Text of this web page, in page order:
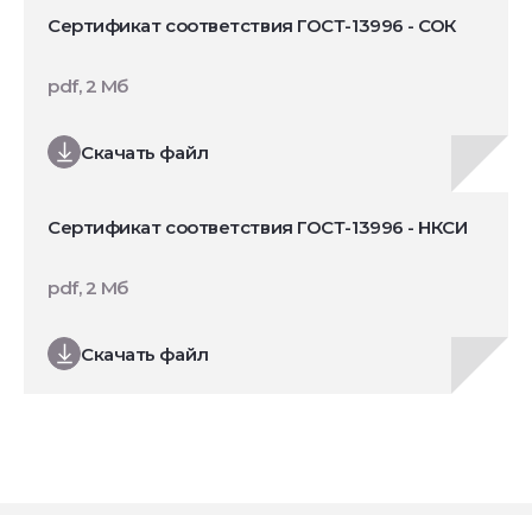
Сертификат соответствия ГОСТ-13996 - СОК
Скачать файл
pdf, 2 Мб
Сертификат соответствия ГОСТ-13996 - НКСИ
Скачать файл
pdf, 2 Мб